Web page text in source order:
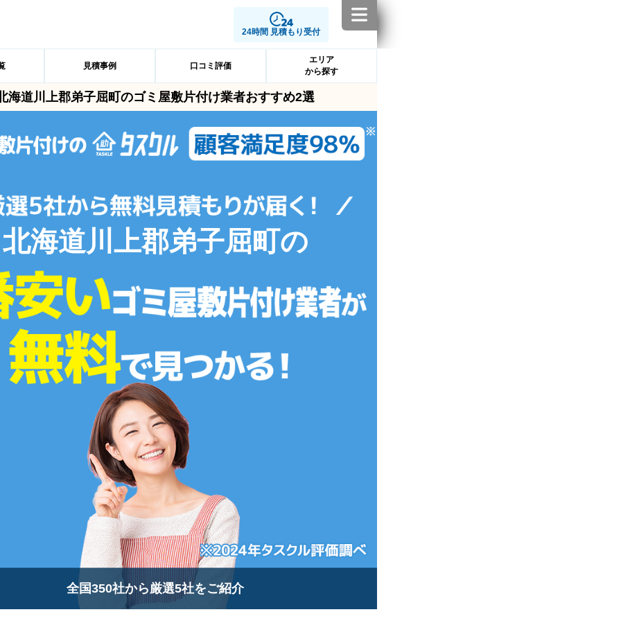
24時間 見積もり受付
見積事例 口コミ評価
エリア
から探す
海道川上郡弟子屈町のゴミ屋敷片付け業者おすすめ2選
北海道川上郡弟子屈町の
全国350社から厳選5社をご紹介